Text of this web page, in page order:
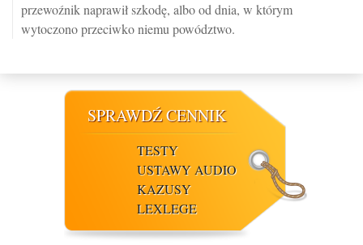
przewoźnik naprawił szkodę, albo od dnia, w którym
wytoczono przeciwko niemu powództwo.
SPRAWDŹ CENNIK
TESTY
USTAWY AUDIO
KAZUSY
LEXLEGE